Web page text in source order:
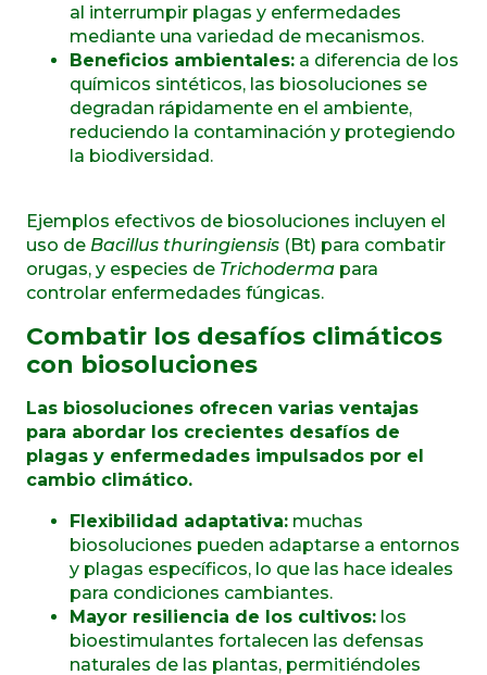
al interrumpir plagas y enfermedades
mediante una variedad de mecanismos.
Beneficios ambientales: a diferencia de los
químicos sintéticos, las biosoluciones se
degradan rápidamente en el ambiente,
reduciendo la contaminación y protegiendo
la biodiversidad.
Ejemplos efectivos de biosoluciones incluyen el
uso de Bacillus thuringiensis (Bt) para combatir
orugas, y especies de Trichoderma para
controlar enfermedades fúngicas.
Combatir los desafíos climáticos
con biosoluciones
Las biosoluciones ofrecen varias ventajas
para abordar los crecientes desafíos de
plagas y enfermedades impulsados por el
cambio climático.
Flexibilidad adaptativa: muchas
biosoluciones pueden adaptarse a entornos
y plagas específicos, lo que las hace ideales
para condiciones cambiantes.
Mayor resiliencia de los cultivos: los
bioestimulantes fortalecen las defensas
naturales de las plantas, permitiéndoles